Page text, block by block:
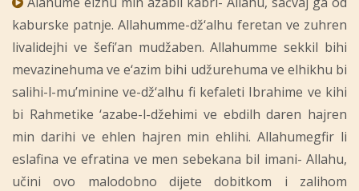
kaburske patnje. Allahumme-dž‘alhu feretan ve zuhren
livalidejhi ve šefi’an mudžaben. Allahumme sekkil bihi
mevazinehuma ve e‘azim bihi udžurehuma ve elhikhu bi
salihi-l-mu’minine ve-dž‘alhu fi kefaleti Ibrahime ve kihi
bi Rahmetike ‘azabe-l-džehimi ve ebdilh daren hajren
min darihi ve ehlen hajren min ehlihi. Allahumegfir li
eslafina ve efratina ve men sebekana bil imani- Allahu,
učini ovo malodobno dijete dobitkom i zalihom